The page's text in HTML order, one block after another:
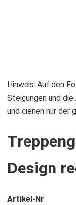
Zum
Anfang
der
springen
Hinweis: Auf den
Steigungen und
und dienen nur der
Design
Artikel-Nr